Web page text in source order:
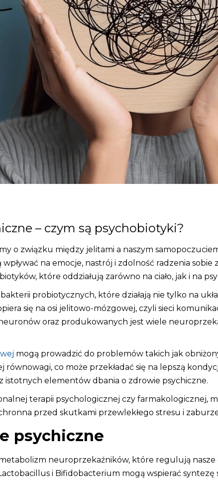
– czym są psychobiotyki?
o związku między jelitami a naszym
na emocje, nastrój i zdolność radzenia
które oddziałują zarówno na ciało, jak i na
probiotycznych, które działają nie tylko na
się na osi jelitowo-mózgowej, czyli sieci
oraz produkowanych jest wiele
mogą prowadzić do problemów takich jak
co może przekładać się na lepszą
istotnych elementów dbania o zdrowie psychiczne.
terapii psychologicznej czy farmakologicznej,
przed skutkami przewlekłego stresu i
psychiczne
neuroprzekaźników, które regulują nasze
i Bifidobacterium mogą wspierać